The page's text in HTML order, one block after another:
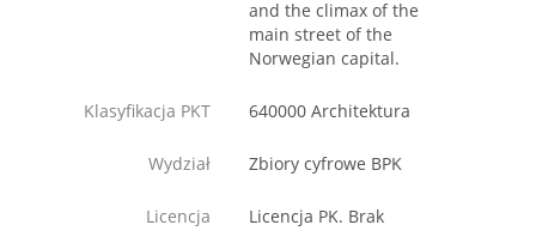
and the climax of the
main street of the
Norwegian capital.
Klasyfikacja PKT 640000 Architektura
Wydział Zbiory cyfrowe BPK
Licencja
Licencja PK. Brak